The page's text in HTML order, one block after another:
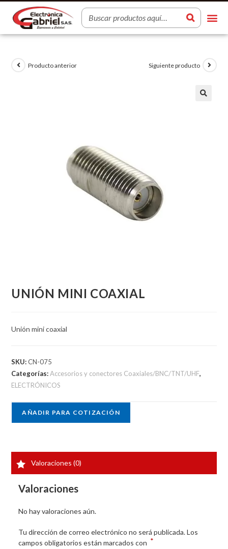
Producto anterior Siguiente producto
UNIÓN MINI COAXIAL
Unión mini coaxial
SKU:CN-075
Categorías:Accesorios y conectores Coaxiales/BNC/TNT/UHF,
ELECTRÓNICOS
AÑADIR PARA COTIZACIÓN
Valoraciones (0)
Valoraciones
No hay valoraciones aún.
Tu dirección de correo electrónico no será publicada. Los
campos obligatorios están marcados con *